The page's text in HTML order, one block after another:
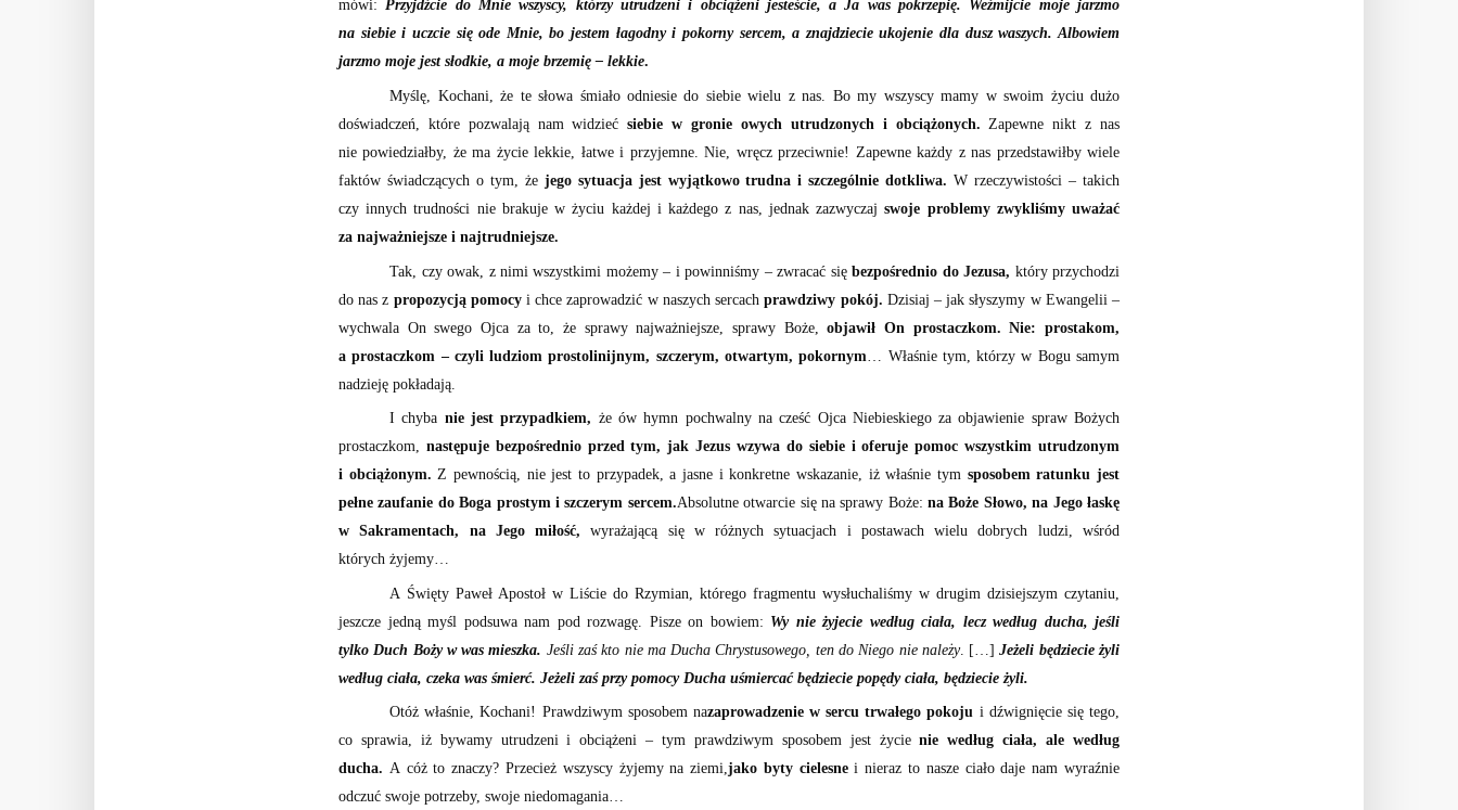
mówi:Przyjdźcie do Mnie wszyscy, którzy utrudzeni i obciążeni jesteście, a Ja was pokrzepię. Weźmijcie moje jarzmo
na siebie i uczcie się ode Mnie, bo jestem łagodny i pokorny sercem, a znajdziecie ukojenie dla dusz waszych. Albowiem
jarzmo moje jest słodkie, a moje brzemię – lekkie.
Myślę, Kochani, że te słowa śmiało odniesie do siebie wielu z nas. Bo my wszyscy mamy w swoim życiu dużo
doświadczeń, które pozwalają nam widziećsiebie w gronie owych utrudzonych i obciążonych. Zapewne nikt z nas
nie powiedziałby, że ma życie lekkie, łatwe i przyjemne. Nie, wręcz przeciwnie! Zapewne każdy z nas przedstawiłby wiele
faktów świadczących o tym, że jego sytuacja jest wyjątkowo trudna i szczególnie dotkliwa.W rzeczywistości – takich
czy innych trudności nie brakuje w życiu każdej i każdego z nas, jednak zazwyczajswoje problemy zwykliśmy uważać
za najważniejsze i najtrudniejsze.
Tak, czy owak, z nimi wszystkimi możemy – i powinniśmy – zwracać siębezpośrednio do Jezusa, który przychodzi
do nas z propozycją pomocyi chce zaprowadzić w naszych sercachprawdziwy pokój. Dzisiaj – jak słyszymy w Ewangelii –
wychwala On swego Ojca za to, że sprawy najważniejsze, sprawy Boże,objawił On prostaczkom. Nie: prostakom,
a prostaczkom – czyli ludziom prostolinijnym, szczerym, otwartym, pokornym … Właśnie tym, którzy w Bogu samym
nadzieję pokładają.
I chyba nie jest przypadkiem, że ów hymn pochwalny na cześć Ojca Niebieskiego za objawienie spraw Bożych
prostaczkom, następuje bezpośrednio przed tym, jak Jezus wzywa do siebie i oferuje pomoc wszystkim utrudzonym
i obciążonym. Z pewnością, nie jest to przypadek, a jasne i konkretne wskazanie, iż właśnie tym sposobem ratunku jest
pełne zaufanie do Boga prostym i szczerym sercem.Absolutne otwarcie się na sprawy Boże:na Boże Słowo, na Jego łaskę
w Sakramentach, na Jego miłość,wyrażającą się w różnych sytuacjach i postawach wielu dobrych ludzi, wśród
których żyjemy…
A Święty Paweł Apostoł w Liście do Rzymian, którego fragmentu wysłuchaliśmy w drugim dzisiejszym czytaniu,
jeszcze jedną myśl podsuwa nam pod rozwagę. Pisze on bowiem: Wy nie żyjecie według ciała, lecz według ducha, jeśli
tylko Duch Boży w was mieszka. Jeśli zaś kto nie ma Ducha Chrystusowego, ten do Niego nie należy. […]Jeżeli będziecie żyli
według ciała, czeka was śmierć. Jeżeli zaś przy pomocy Ducha uśmiercać będziecie popędy ciała, będziecie żyli.
Otóż właśnie, Kochani! Prawdziwym sposobem nazaprowadzenie w sercu trwałego pokoju i dźwignięcie się tego,
co sprawia, iż bywamy utrudzeni i obciążeni – tym prawdziwym sposobem jest życienie według ciała, ale według
ducha. A cóż to znaczy? Przecież wszyscy żyjemy na ziemi,jako byty cielesnei nieraz to nasze ciało daje nam wyraźnie
odczuć swoje potrzeby, swoje niedomagania…